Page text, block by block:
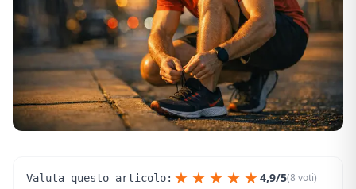
Valuta questo articolo: ★ ★ ★ ★ ★4,9/5(8 voti)